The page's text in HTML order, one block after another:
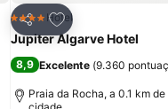
Partilhar
Adicionar aos
4 EstrelasHotel
Jupiter Algarve Hotel
8,9 Excelente (9.360
Praia da Rocha, a 0.1 km